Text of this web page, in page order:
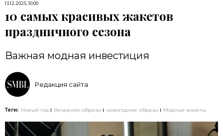
13.12.2025, 10:00
10 самых красивых жакетов
праздничного сезона
​​​​​​Важная модная инвестиция
Редакция сайта
Теги: Новый год Вечерние образы новогодние образы Модные жакеты